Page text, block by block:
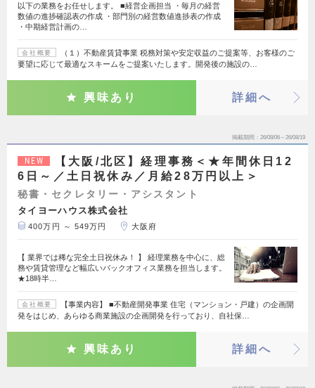
以下の業務をお任せします。 ■経営企画担当 ・毎月の経営
数値の進捗確認表の作成 ・部門別の経営数値進捗表の作成
・中期経営計画の…
会社概要
（１）不動産賃貸事業 税務対策や安定収益のご提案等、お客様のご
要望に応じて最適なスキームをご提案いたします。開発後の施設の…
興味あり 詳細へ
掲載期間 26/08/06～26/08/19
NEW
【大阪/北区】経理事務＜★年間休日12
6日～／土日祝休み／月給28万円以上＞
秘書・セクレタリー・アシスタント
タイヨーハウス株式会社
400万円 ～ 549万円 大阪府
【 業界では稀な完全土日祝休み！ 】 経理業務を中心に、総
務や賃貸管理など幅広いバックオフィス業務を担当します。
★18時半…
会社概要
【事業内容】 ■不動産開発事業 住宅（マンション・戸建）の企画開
発をはじめ、あらゆる商業施設の企画開発を行っており、自社保…
興味あり 詳細へ